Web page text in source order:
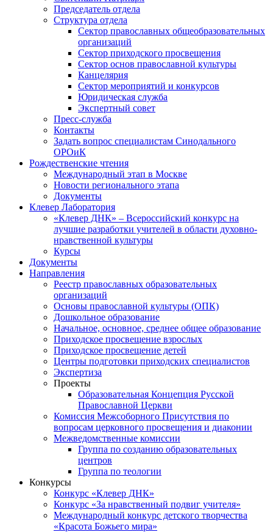
Председатель отдела
Структура отдела
Сектор православных общеобразовательных
организаций
Сектор приходского просвещения
Сектор основ православной культуры
Канцелярия
Сектор мероприятий и конкурсов
Юридическая служба
Экспертный совет
Пресс-служба
Контакты
Задать вопрос специалистам Синодального
ОРОиК
Рождественские чтения
Международный этап в Москве
Новости регионального этапа
Документы
Клевер Лаборатория
«Клевер ДНК» – Всероссийский конкурс на
лучшие разработки учителей в области духовно-
нравственной культуры
Курсы
Документы
Направления
Реестр православных образовательных
организаций
Основы православной культуры (ОПК)
Дошкольное образование
Начальное, основное, среднее общее образование
Приходское просвещение взрослых
Приходское просвещение детей
Центры подготовки приходских специалистов
Экспертиза
Проекты
Образовательная Концепция Русской
Православной Церкви
Комиссия Межсоборного Присутствия по
вопросам церковного просвещения и диаконии
Межведомственные комиссии
Группа по созданию образовательных
центров
Группа по теологии
Конкурсы
Конкурс «Клевер ДНК»
Конкурс «За нравственный подвиг учителя»
Международный конкурс детского творчества
«Красота Божьего мира»